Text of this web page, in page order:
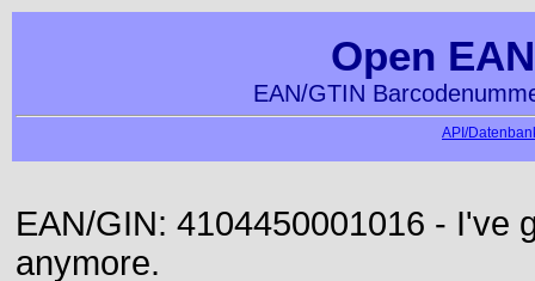
Open
EAN/GTIN
API/
EAN/GIN: 4104450001016 - I've
anymore.